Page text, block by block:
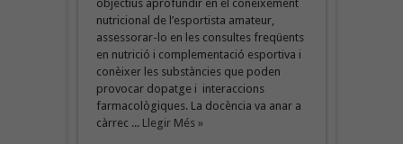
objectius aprofundir en el coneixement
nutricional de l’esportista amateur,
assessorar-lo en les consultes freqüents
en nutrició i complementació esportiva i
conèixer les substàncies que poden
provocar dopatge i interaccions
farmacològiques. La docència va anar a
càrrec ... Llegir Més »